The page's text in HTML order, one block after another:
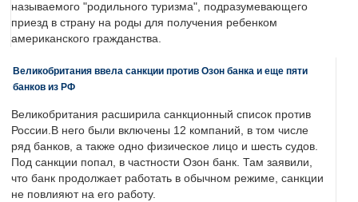
называемого "родильного туризма", подразумевающего
приезд в страну на роды для получения ребенком
американского гражданства.
Великобритания ввела санкции против Озон банка и еще пяти
банков из РФ
Великобритания расширила санкционный список против
России.В него были включены 12 компаний, в том числе
ряд банков, а также одно физическое лицо и шесть судов.
Под санкции попал, в частности Озон банк. Там заявили,
что банк продолжает работать в обычном режиме, санкции
не повлияют на его работу.